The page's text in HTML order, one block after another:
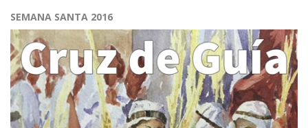
SEMANA SANTA 2016